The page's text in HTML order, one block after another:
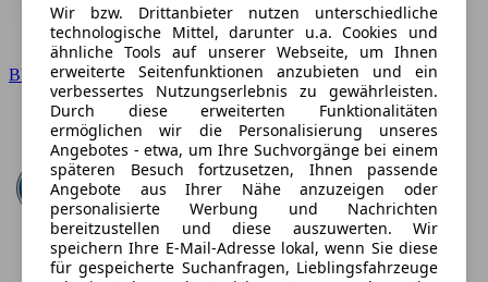
BMW
Wir bzw. Drittanbieter nutzen unterschiedliche
technologische Mittel, darunter u.a. Cookies und
ähnliche Tools auf unserer Webseite, um Ihnen
erweiterte Seitenfunktionen anzubieten und ein
verbessertes Nutzungserlebnis zu gewährleisten.
Durch diese erweiterten Funktionalitäten
ermöglichen wir die Personalisierung unseres
Angebotes - etwa, um Ihre Suchvorgänge bei einem
späteren Besuch fortzusetzen, Ihnen passende
Angebote aus Ihrer Nähe anzuzeigen oder
personalisierte Werbung und Nachrichten
bereitzustellen und diese auszuwerten. Wir
speichern Ihre E-Mail-Adresse lokal, wenn Sie diese
für gespeicherte Suchanfragen, Lieblingsfahrzeuge